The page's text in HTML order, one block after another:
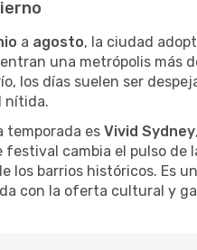
a agosto, la ciudad
una metrópolis más
los días suelen ser
nítida.
temporada es Vivid Sydney
festival cambia el pulso
los barrios históricos. Es
con la oferta cultural y